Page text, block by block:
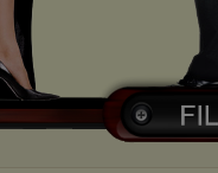
Ci reklama nie
będzie to reklama
internetowej w
cookies na
pliki cookies,
przeglądarki